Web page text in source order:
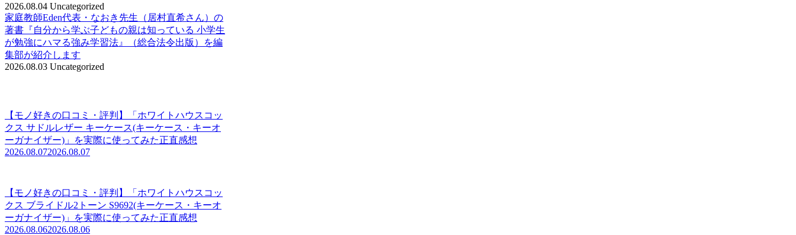
2026.08.04 Uncategorized
家庭教師Eden代表・なおき先生（居村直希さん）の
著書『自分から学ぶ子どもの親は知っている 小学生
が勉強にハマる強み学習法』（総合法令出版）を編
集部が紹介します
2026.08.03 Uncategorized
【モノ好きの口コミ・評判】「ホワイトハウスコッ
クス サドルレザー キーケース(キーケース・キーオ
ーガナイザー)」を実際に使ってみた正直感想
2026.08.072026.08.07
【モノ好きの口コミ・評判】「ホワイトハウスコッ
クス ブライドル2トーン S9692(キーケース・キーオ
ーガナイザー)」を実際に使ってみた正直感想
2026.08.062026.08.06